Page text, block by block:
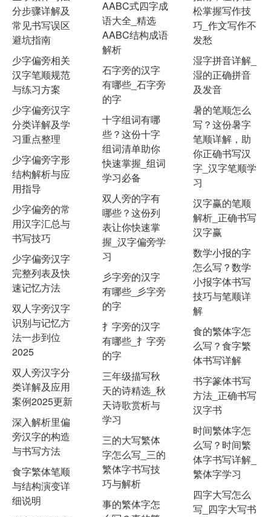
分步骤详解及
常见书写误区
避坑指南
少字偏旁相关
汉字笔顺规范
与练习方案
少字偏旁汉字
分类详解及学
习重点整理
少字偏旁字形
结构解析与应
用指导
少字偏旁的常
用汉字汇总与
书写技巧
少字偏旁汉字
完整列表及快
速记忆方法
双人字旁汉字
识别与记忆方
法一步到位
2025
双人旁汉字分
类详解及应用
案例2025更新
深入解析里偏
旁汉字的构造
与书写方法
食字繁体笔顺
与结构演变详
细说明
AABC式四字成
语大全_精选
AABC结构成语
解析
石字旁的汉字
有哪些_石字旁
的字
十字组词有哪
些？这份十字
组词清单助你
快速掌握_组词
学习必备
双人旁的字有
哪些？这份列
表让你快速掌
握_汉字偏旁学
习
彡字旁的汉字
有哪些_彡字旁
的字
扌字旁的汉字
有哪些_扌字旁
的字
三年级描写秋
天的诗精选_秋
天诗歌赏析与
学习
三的大写繁体
字怎么写_三的
繁体字书写技
巧与解析
事的繁体字怎
松掌握写作技
巧_作文写作不
发愁
湿字拼音详解_
湿的正确拼音
及发音
暑的笔顺怎么
写？这份暑字
笔顺详解，助
你正确书写汉
字_汉字笔顺学
习
汉字赢的笔顺
解析_正确书写
汉字赢
数学小报的字
怎么写？数学
小报字体书写
技巧与笔顺详
解
食的繁体字怎
么写？食字繁
体书写详解
书字篆体书写
方法_正确书写
汉字书
时间繁体字怎
么写？时间繁
体字书写详解_
繁体字学习
四字大写怎么
写_四字大写书